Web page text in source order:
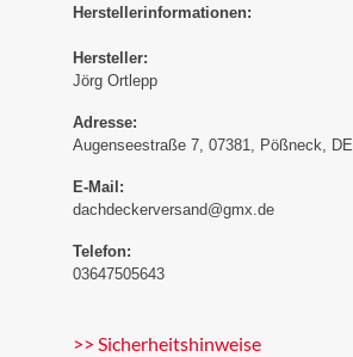
Herstellerinformationen:
Hersteller:
Jörg Ortlepp
Adresse:
Augenseestraße 7, 07381, Pößneck, DE
E-Mail:
dachdeckerversand@gmx.de
Telefon:
03647505643
>> Sicherheitshinweise